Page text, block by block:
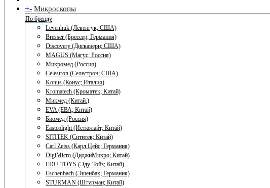
+- Микроскопы
По бренду
Levenhuk (Левенгук; США)
Bresser (Брессер; Германия)
Discovery (Дискавери; США)
MAGUS (Магус; Россия)
Микромед (Россия)
Celestron (Селестрон; США)
Konus (Конус; Италия)
Kromatech (Кроматек; Китай)
Микмед (Китай.)
EVA (ЕВА; Китай)
Биомед (Россия)
Eastcolight (Истколайт; Китай)
SITITEK (Сититек; Китай)
Carl Zeiss (Карл Цейс; Германия)
DigiMicro (ДиджиМикро; Китай)
EDU-TOYS (Эду-Тойз; Китай)
Eschenbach (Эшенбах; Германия)
STURMAN (Штурман; Китай)